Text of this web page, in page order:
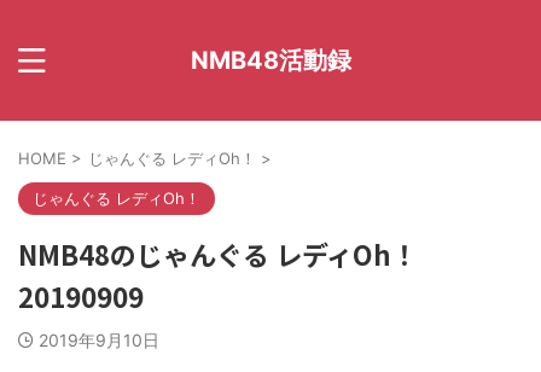
NMB48活動録
HOME > じゃんぐる レディOh！ >
じゃんぐる レディOh！
NMB48のじゃんぐる レディOh！
20190909
2019年9月10日